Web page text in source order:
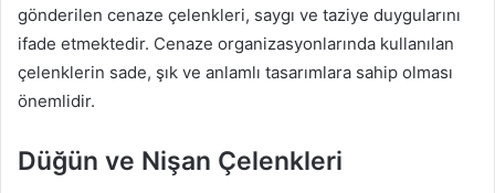
gönderilen cenaze çelenkleri, saygı ve taziye duygularını
ifade etmektedir. Cenaze organizasyonlarında kullanılan
çelenklerin sade, şık ve anlamlı tasarımlara sahip olması
önemlidir.
Düğün ve Nişan Çelenkleri